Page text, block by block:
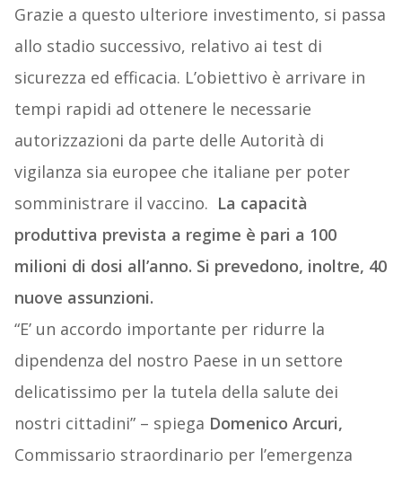
Grazie a questo ulteriore investimento, si passa
allo stadio successivo, relativo ai test di
sicurezza ed efficacia. L’obiettivo è arrivare in
tempi rapidi ad ottenere le necessarie
autorizzazioni da parte delle Autorità di
vigilanza sia europee che italiane per poter
somministrare il vaccino. La capacità
produttiva prevista a regime è pari a 100
milioni di dosi all’anno. Si prevedono, inoltre, 40
nuove assunzioni.
“E’ un accordo importante per ridurre la
dipendenza del nostro Paese in un settore
delicatissimo per la tutela della salute dei
nostri cittadini” – spiega Domenico Arcuri,
Commissario straordinario per l’emergenza